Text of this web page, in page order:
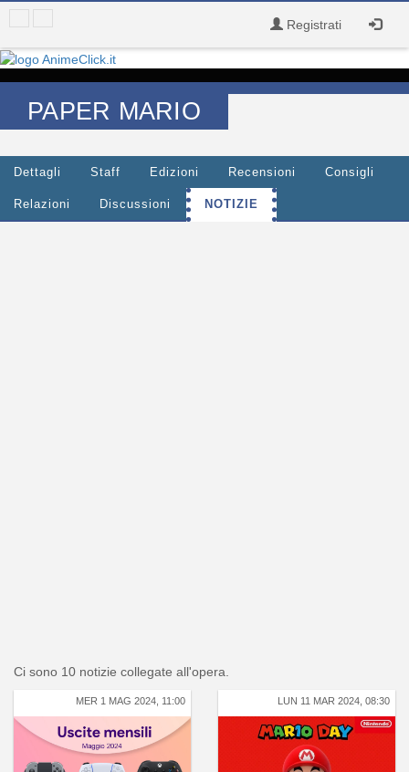
Registrati
PAPER MARIO
Dettagli Staff Edizioni Recensioni Consigli
Relazioni Discussioni NOTIZIE
Ci sono 10 notizie collegate all'opera.
MER 1 MAG 2024, 11:00 LUN 11 MAR 2024, 08:30